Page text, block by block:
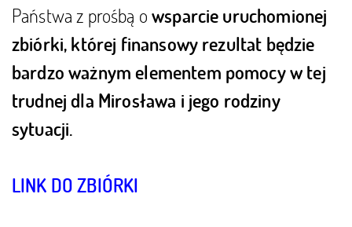
Państwa z prośbą owsparcie uruchomionej
zbiórki, której finansowy rezultat będzie
bardzo ważnym elementem pomocy w tej
trudnej dla Mirosława i jego rodziny
sytuacji.
LINK DO ZBIÓRKI